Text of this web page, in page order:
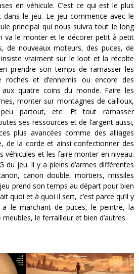
en véhicule. C’est ce qui est le plus
le jeu. Le jeu commence avec le
principal qui nous suivra tout le long
va le monter et le décorer petit à petit
de nouveaux moteurs, des puces, de
vraiment sur le loot et la récolte
prendre son temps de ramasser les
roches et d’ennemis ou encore des
quatre coins du monde. Faire les
monter sur montagnes de cailloux,
partout, etc. Et tout ramasser
ses ressources et de l’argent aussi,
plus avancées comme des alliages
de la corde et ainsi confectionner des
véhicules et les faire monter en niveau.
du jeu. Il y a pleins d’armes différentes
canon double, mortiers, missiles
prend son temps au départ pour bien
quoi et à quoi il sert, c’est parce qu’il y
le marchant de puces, le peintre, la
le ferrailleur et bien d’autres.